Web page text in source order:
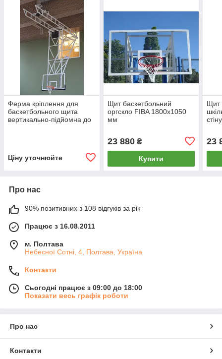
Ферма кріплення для
баскетбольного щита
вертикально-підйомна до
Ціну уточнюйте
Щит баскетбольний
оргскло FIBA 1800х1050
мм
23 880₴
Купити
Щит
23
Про нас
90% позитивних з 108 відгуків за рік
Працює з 16.08.2011
м. Полтава
Небесної Сотні, 4, Полтава, Україна
Контакти
Сьогодні працює з 09:00 до 18:00
Показати весь графік роботи
Про нас
Контакти